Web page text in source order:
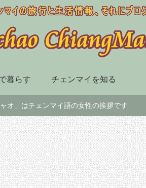
暮らす チェンマイを知る
ャオ」はチェンマイ語の女性の挨拶です
バスターミナル スーパー、デパート、ショッピングセンター